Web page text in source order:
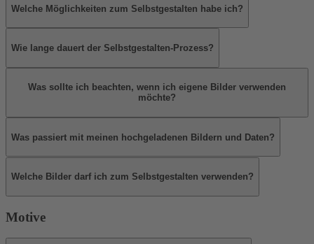
Welche Möglichkeiten zum Selbstgestalten habe ich?
Wie lange dauert der Selbstgestalten-Prozess?
Was sollte ich beachten, wenn ich eigene Bilder verwenden
möchte?
Was passiert mit meinen hochgeladenen Bildern und Daten?
Welche Bilder darf ich zum Selbstgestalten verwenden?
Motive